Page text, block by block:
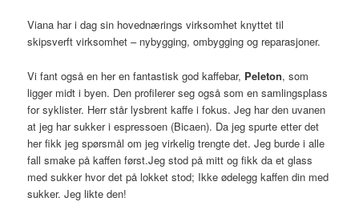
Viana har i dag sin hovednærings virksomhet knyttet til
skipsverft virksomhet – nybygging, ombygging og reparasjoner.
Vi fant også en her en fantastisk god kaffebar, Peleton, som
ligger midt i byen. Den profilerer seg også som en samlingsplass
for syklister. Herr står lysbrent kaffe i fokus. Jeg har den uvanen
at jeg har sukker i espressoen (Bicaen). Da jeg spurte etter det
her fikk jeg spørsmål om jeg virkelig trengte det. Jeg burde i alle
fall smake på kaffen først.Jeg stod på mitt og fikk da et glass
med sukker hvor det på lokket stod; Ikke ødelegg kaffen din med
sukker. Jeg likte den!